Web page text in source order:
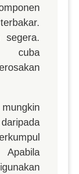
segera.
cuba